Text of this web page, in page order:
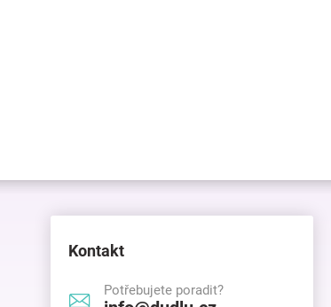
Kontakt
Potřebujete poradit?